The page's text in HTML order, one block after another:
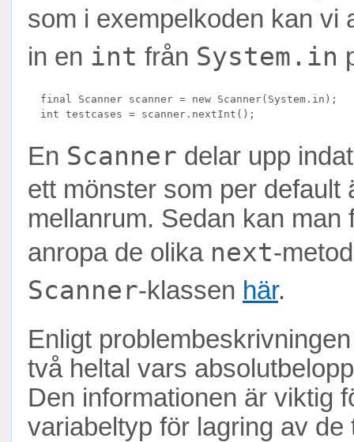
som i exempelkoden kan vi
in en int från System.in
  final Scanner scanner = new Scanner(System.in);
En Scanner delar upp
ett mönster som per
mellanrum. Sedan kan
anropa de olika next-
Scanner-klassen här.
Enligt
två heltal vars
Den informationen är viktig
variabeltyp för lagring av